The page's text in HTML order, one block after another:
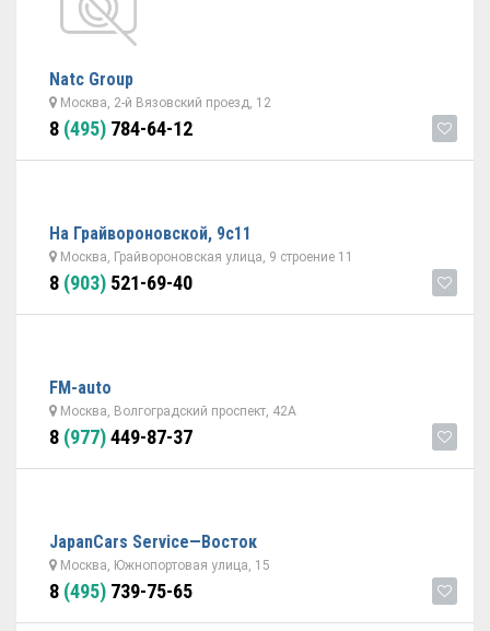
Natc Group
Москва, 2-й Вязовский проезд, 12
8 (495) 784-64-12
На Грайвороновской, 9с11
Москва, Грайвороновская улица, 9 строение 11
8 (903) 521-69-40
FM-auto
Москва, Волгоградский проспект, 42А
8 (977)449-87-37
JapanСars Service—Восток
Москва, Южнопортовая улица, 15
8 (495) 739-75-65